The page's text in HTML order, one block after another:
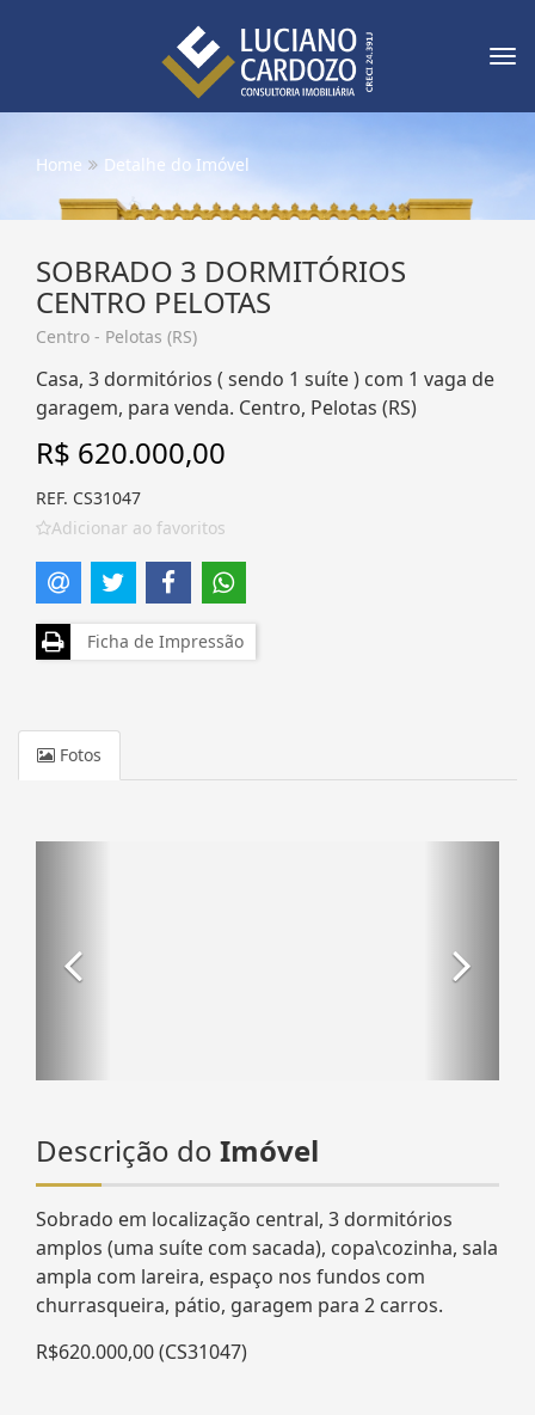
Home Detalhe do Imóvel
SOBRADO 3 DORMITÓRIOS
CENTRO PELOTAS
Centro - Pelotas (RS)
Casa, 3 dormitórios ( sendo 1 suíte ) com 1 vaga de
garagem, para venda. Centro, Pelotas (RS)
R$ 620.000,00
REF. CS31047
Adicionar ao favoritos
Ficha de Impressão
Fotos
Descrição do Imóvel
Sobrado em localização central, 3 dormitórios
amplos (uma suíte com sacada), copa\cozinha, sala
ampla com lareira, espaço nos fundos com
churrasqueira, pátio, garagem para 2 carros.
R$620.000,00 (CS31047)